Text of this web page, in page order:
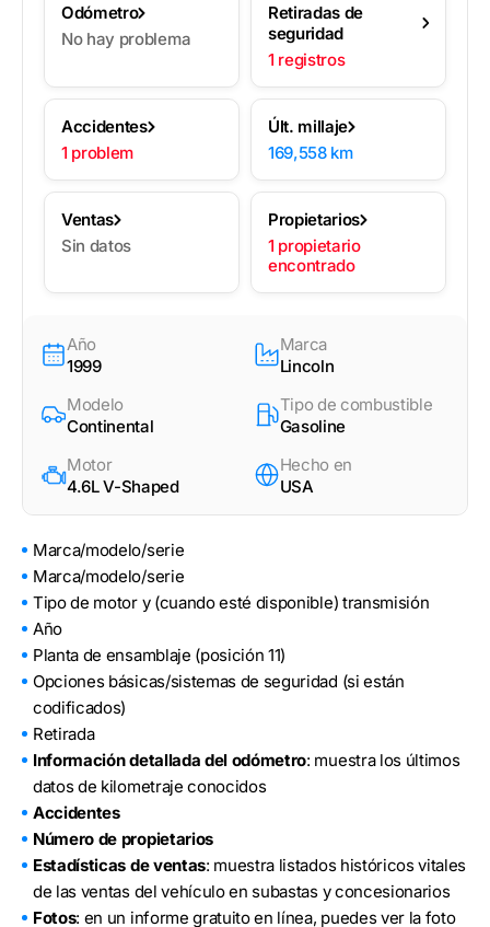
Odómetro
No hay problema
Retiradas de
seguridad
1 registros
Accidentes
1 problem
Últ. millaje
169,558 km
Ventas
Sin datos
Propietarios
1 propietario
encontrado
Año
1999
Marca
Lincoln
Modelo
Continental
Tipo de combustible
Gasoline
Motor
4.6L V-Shaped
Hecho en
USA
Marca/modelo/serie
Marca/modelo/serie
Tipo de motor y (cuando esté disponible) transmisión
Año
Planta de ensamblaje (posición 11)
Opciones básicas/sistemas de seguridad (si están
codificados)
Retirada
Información detallada del odómetro: muestra los últimos
datos de kilometraje conocidos
Accidentes
Número de propietarios
Estadísticas de ventas: muestra listados históricos vitales
de las ventas del vehículo en subastas y concesionarios
Fotos: en un informe gratuito en línea, puedes ver la foto